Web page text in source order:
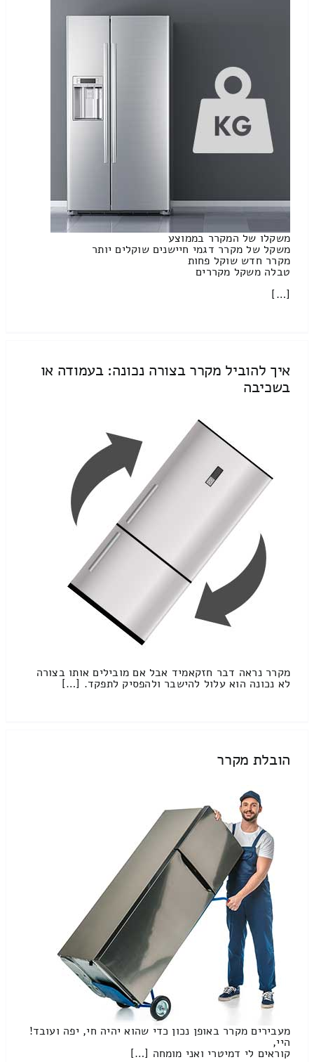
משקלו של המקרר בממוצע
משקל של מקרר דגמי חיישנים שוקלים יותר
מקרר חדש שוקל פחות
טבלה משקל מקררים
[…]
איך להוביל מקרר בצורה נכונה: בעמודה או
בשכיבה
מקרר נראה דבר חזקאמיד אבל אם מובילים אותו בצורה
לא נכונה הוא עלול להישבר ולהפסיק לתפקד. […]
הובלת מקרר
מעבירים מקרר באופן נכון כדי שהוא יהיה חי, יפה ועובד!
היי,
קוראים לי דמיטרי ואני מומחה […]